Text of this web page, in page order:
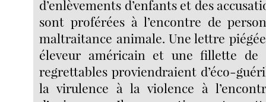
d’enlèvements d’enfants et des
sont proférées à l’encontre de
maltraitance animale. Une lettre
éleveur américain et une fillette de
regrettables proviendraient d’éco-
la virulence à la violence à